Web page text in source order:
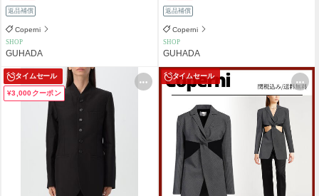
返品補償
Coperni
SHOP
GUHADA
返品補償
Coperni
SHOP
GUHADA
タイムセール
¥3,000クーポン
タイムセール